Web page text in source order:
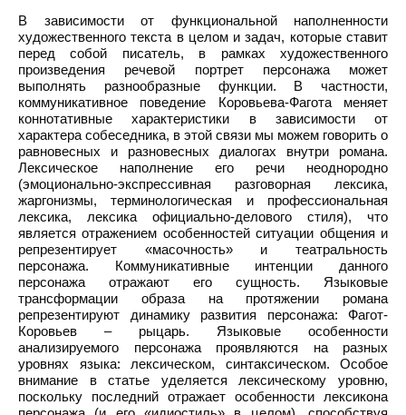
В зависимости от функциональной наполненности
художественного текста в целом и задач, которые ставит
перед собой писатель, в рамках художественного
произведения речевой портрет персонажа может
выполнять разнообразные функции. В частности,
коммуникативное поведение Коровьева-Фагота меняет
коннотативные характеристики в зависимости от
характера собеседника, в этой связи мы можем говорить о
равновесных и разновесных диалогах внутри романа.
Лексическое наполнение его речи неоднородно
(эмоционально-экспрессивная разговорная лексика,
жаргонизмы, терминологическая и профессиональная
лексика, лексика официально-делового стиля), что
является отражением особенностей ситуации общения и
репрезентирует «масочность» и театральность
персонажа. Коммуникативные интенции данного
персонажа отражают его сущность. Языковые
трансформации образа на протяжении романа
репрезентируют динамику развития персонажа: Фагот-
Коровьев – рыцарь. Языковые особенности
анализируемого персонажа проявляются на разных
уровнях языка: лексическом, синтаксическом. Особое
внимание в статье уделяется лексическому уровню,
поскольку последний отражает особенности лексикона